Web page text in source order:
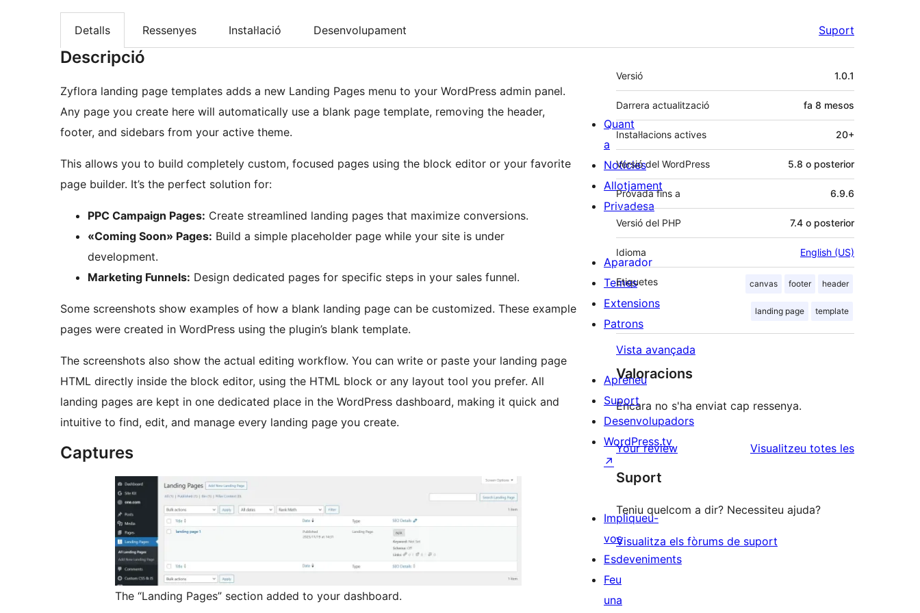
Detalls Ressenyes Instal·lació Desenvolupament Suport
Descripció
Zyflora landing page templates adds a new Landing Pages menu to your WordPress admin panel.
Any page you create here will automatically use a blank page template, removing the header,
footer, and sidebars from your active theme.
This allows you to build completely custom, focused pages using the block editor or your favorite
page builder. It’s the perfect solution for:
PPC Campaign Pages: Create streamlined landing pages that maximize conversions.
«Coming Soon» Pages: Build a simple placeholder page while your site is under
development.
Marketing Funnels: Design dedicated pages for specific steps in your sales funnel.
Some screenshots show examples of how a blank landing page can be customized. These example
pages were created in WordPress using the plugin’s blank template.
The screenshots also show the actual editing workflow. You can write or paste your landing page
HTML directly inside the block editor, using the HTML block or any layout tool you prefer. All
landing pages are kept in one dedicated place in the WordPress dashboard, making it quick and
intuitive to find, edit, and manage every landing page you create.
Captures
The “Landing Pages” section added to your dashboard.
Meta
Versió 1.0.1
Darrera actualització fa 8 mesos
Instal·lacions actives 20+
Versió del WordPress 5.8 o posterior
Provada fins a 6.9.6
Versió del PHP 7.4 o posterior
Idioma English (US)
Etiquetes canvas footer header
landing page template
Vista avançada
Valoracions
Encara no s'ha enviat cap ressenya.
Your review Visualitzeu totes lesressenyes
Suport
Teniu quelcom a dir? Necessiteu ajuda?
Visualitza els fòrums de suport
Quant
a
Notícies
Allotjament
Privadesa
Aparador
Temes
Extensions
Patrons
Apreneu
Suport
Desenvolupadors
WordPress.tv
↗
Impliqueu-
vos
Esdeveniments
Feu
una